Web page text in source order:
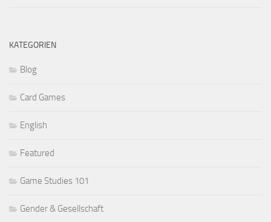
KATEGORIEN
Blog
Card Games
English
Featured
Game Studies 101
Gender & Gesellschaft